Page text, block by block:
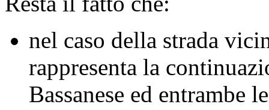
nel caso della strada
rappresenta la
Bassanese ed entrambe